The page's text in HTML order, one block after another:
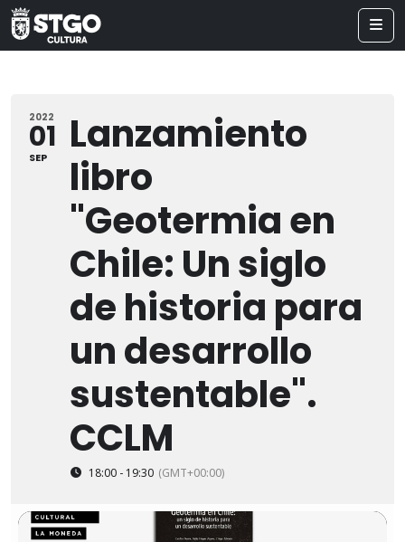
2022
01
SEP
Lanzamiento
libro
"Geotermia en
Chile: Un siglo
de historia para
un desarrollo
sustentable".
CCLM
18:00 - 19:30 (GMT+00:00)